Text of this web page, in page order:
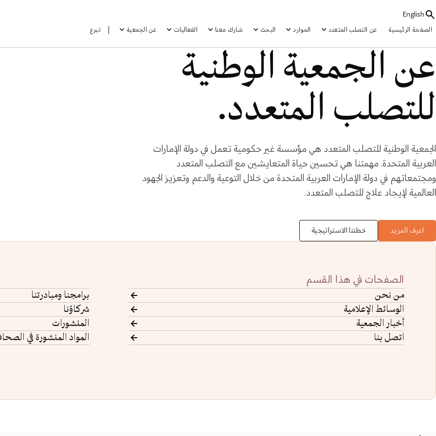
English
الصفحة الرئيسية عن التصلب المتعدد الموارد البحث شارك معنا الفعاليات عن الجمعية تبرع
عن الجمعية الوطنية
للتصلب المتعدد.
الجمعية الوطنية للتصلب المتعدد هي مؤسسة غير حكومية تعمل في دولة الإمارات
العربية المتحدة. مهمتنا هي تحسين حياة المتعايشين مع التصلب المتعدد
ومجتمعاتهم في دولة الإمارات العربية المتحدة من خلال التوعية والدعم وتعزيز الجهود
العالمية لإيجاد علاج للتصلب المتعدد.
اعرف المزيد خطتنا الاستراتيجية
الصفحات في هذا القسم
من نحن
برامجنا ومبادرتنا
الوسائط الإعلامية
شركاؤنا
أخبار الجمعية
المنشورات
اتصل بنا
المواد المنشورة في